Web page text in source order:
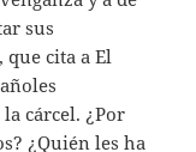
sus
que cita a El
cárcel. ¿Por
¿Quién les ha